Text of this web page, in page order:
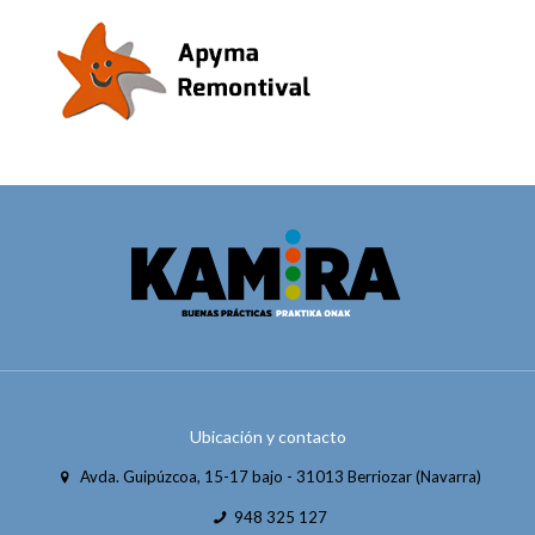
Ubicación y contacto
Avda. Guipúzcoa, 15-17 bajo - 31013 Berriozar (Navarra)
948 325 127